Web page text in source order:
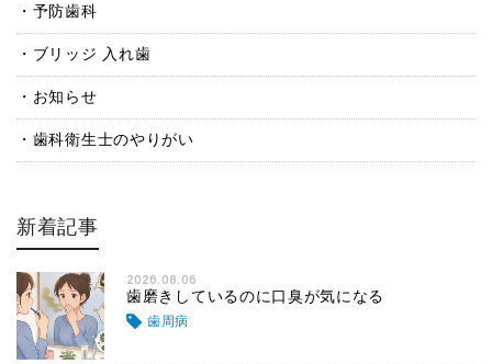
予防歯科
ブリッジ 入れ歯
お知らせ
歯科衛生士のやりがい
新着記事
2026.08.06
歯磨きしているのに口臭が気になる
歯周病